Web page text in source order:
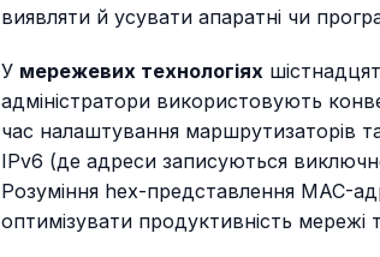
виявляти й усувати апаратні чи
У мережевих технологіях
адміністратори використовують
час налаштування маршрутизаторів
IPv6 (де адреси записуються
Розуміння hex-представлення MAC-
оптимізувати продуктивність мережі